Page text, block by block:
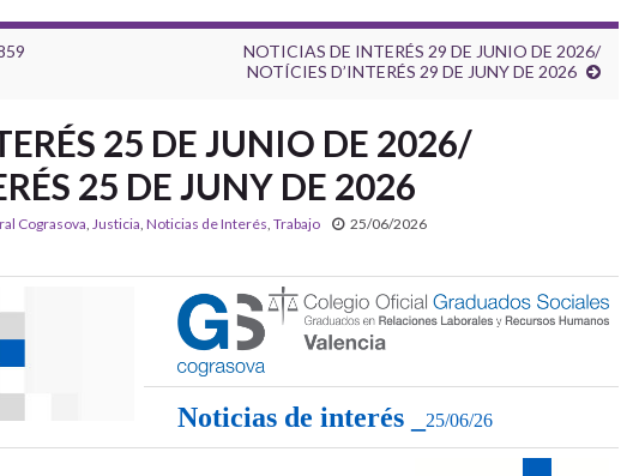
NOTICIAS DE INTERÉS 29 DE JUNIO DE 2026/
NOTÍCIES D’INTERÉS 29 DE JUNY DE 2026
25 DE JUNIO DE 2026/
25 DE JUNY DE 2026
Cograsova, Justicia, Noticias de Interés, Trabajo 25/06/2026
Noticias de interés _ 25/06/26